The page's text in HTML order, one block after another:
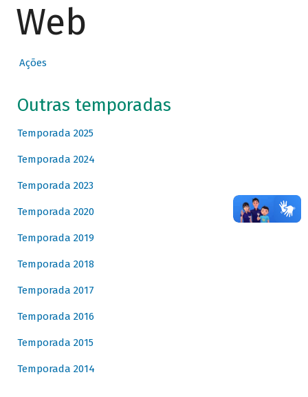
Web
Ações
Outras temporadas
Temporada 2025
Temporada 2024
Temporada 2023
Temporada 2020
Temporada 2019
Temporada 2018
Temporada 2017
Temporada 2016
Temporada 2015
Temporada 2014